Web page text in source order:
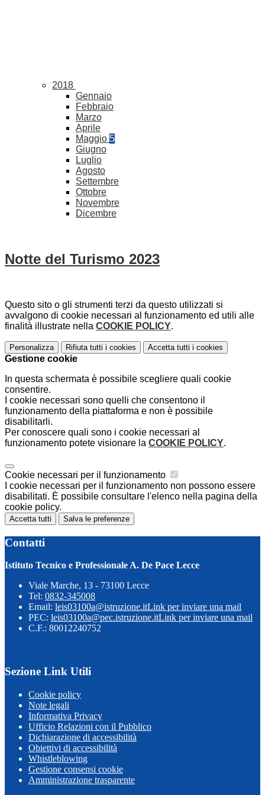
2018
Gennaio
Febbraio
Marzo
Aprile
Maggio 5
Giugno
Luglio
Agosto
Settembre
Ottobre
Novembre
Dicembre
Notte del Turismo 2023
Questo sito o gli strumenti terzi da questo utilizzati si
avvalgono di cookie necessari al funzionamento ed utili alle
finalità illustrate nella COOKIE POLICY.
Personalizza Rifiuta tutti i cookies Accetta tutti i cookies
Gestione cookie
In questa schermata è possibile scegliere quali cookie
consentire.
I cookie necessari sono quelli che consentono il
funzionamento della piattaforma e non è possibile
disabilitarli.
Per conoscere quali sono i cookie necessari al
funzionamento potete visionare la COOKIE POLICY.
Cookie necessari per il funzionamento
I cookie necessari per il funzionamento non possono essere
disabilitati. È possibile consultare l'elenco nella pagina della
cookie policy.
Accetta tutti Salva le preferenze
Contatti
Istituto Tecnico e Professionale A. De Pace Lecce
Viale Marche, 13 - 73100 Lecce
Tel: 0832-345008
Email: leis03100a@istruzione.itLink per inviare una mail
PEC: leis03100a@pec.istruzione.itLink per inviare una mail
C.F.: 80012240752
Sezione Link Utili
Cookie policy
Note legali
Informativa Privacy
Ufficio Relazioni con il Pubblico
Dichiarazione di accessibilità
Obiettivi di accessibilità
Whistleblowing
Gestione consensi cookie
Amministrazione trasparente